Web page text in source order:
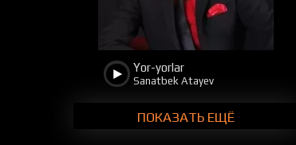
Yor-yorlar
Sanatbek Atayev
ПОКАЗАТЬ ЕЩЁ